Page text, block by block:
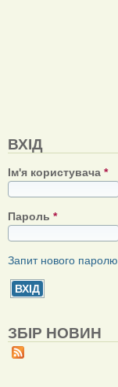
ВХІД
Ім'я користувача *
Пароль *
Запит нового паролю
ЗБІР НОВИН